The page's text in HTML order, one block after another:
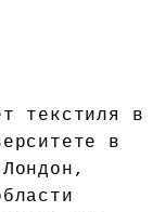
текстиля в
в